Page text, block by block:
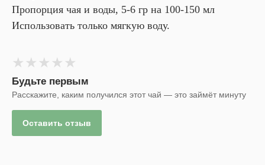
Пропорция чая и воды, 5-6 гр на 100-150 мл
Использовать только мягкую воду.
★ ★ ★ ★ ★
Будьте первым
Расскажите, каким получился этот чай — это займёт минуту
Оставить отзыв